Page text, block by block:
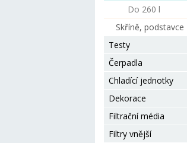
Do 260 l
Skříně, podstavce
Testy
Čerpadla
Chladící jednotky
Dekorace
Filtrační média
Filtry vnější